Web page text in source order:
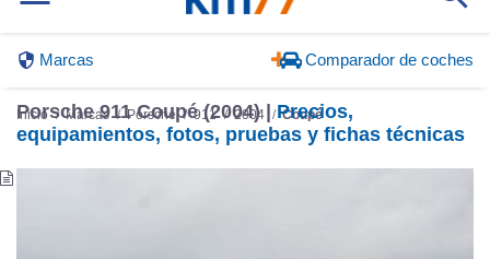
Marcas Comparador de coches
Inicio Marcas Porsche 911 2004 Coupé
Porsche 911 Coupé (2004) |Precios,
equipamientos, fotos, pruebas y fichas técnicas